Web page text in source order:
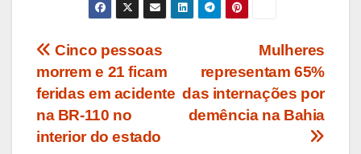
Navegação
de
Post
Mulheres
representam 65%
das internações por
demência na Bahia
Cinco pessoas
morrem e 21 ficam
feridas em acidente
na BR-110 no
interior do estado